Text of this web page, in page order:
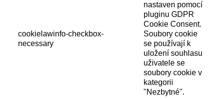
cookielawinfo-checkbox-
necessary
nastaven pomocí
pluginu GDPR
Cookie Consent.
Soubory cookie
se používají k
uložení souhlasu
uživatele se
soubory cookie v
kategorii
"Nezbytné".